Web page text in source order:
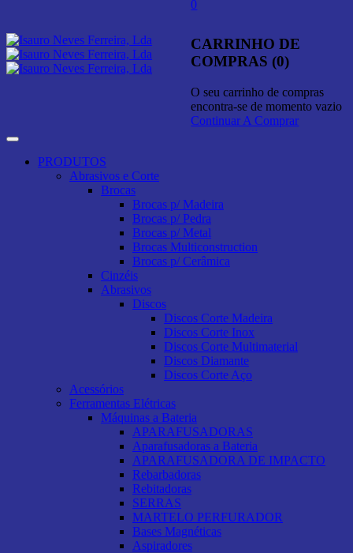
0
CARRINHO DE
COMPRAS (0)
O seu carrinho de compras
encontra-se de momento vazio
Continuar A Comprar
PRODUTOS
Abrasivos e Corte
Brocas
Brocas p/ Madeira
Brocas p/ Pedra
Brocas p/ Metal
Brocas Multiconstruction
Brocas p/ Cerâmica
Cinzéis
Abrasivos
Discos
Discos Corte Madeira
Discos Corte Inox
Discos Corte Multimaterial
Discos Diamante
Discos Corte Aço
Acessórios
Ferramentas Elétricas
Máquinas a Bateria
APARAFUSADORAS
Aparafusadoras a Bateria
APARAFUSADORA DE IMPACTO
Rebarbadoras
Rebitadoras
SERRAS
MARTELO PERFURADOR
Bases Magnéticas
Aspiradores